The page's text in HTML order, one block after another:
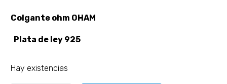
Colgante ohm OHAM
Plata de ley 925
Hay existencias